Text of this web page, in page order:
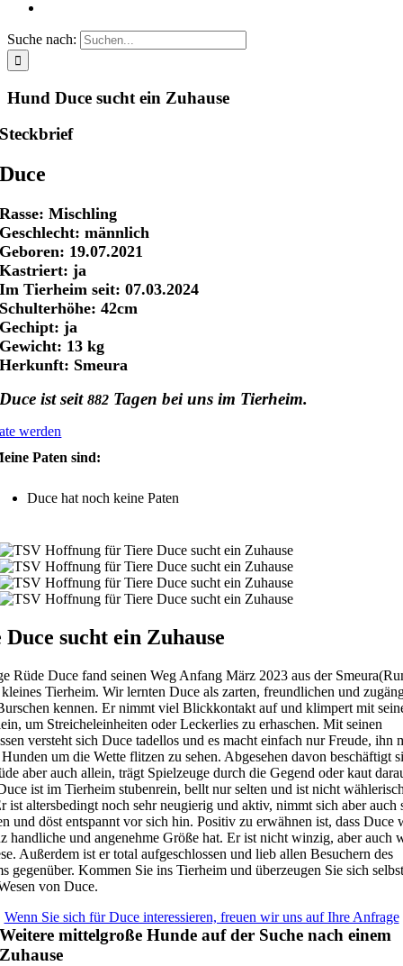
Suche nach:
Hund Duce sucht ein Zuhause
Steckbrief
Duce
Rasse: Mischling
Geschlecht: männlich
Geboren: 19.07.2021
Kastriert: ja
Im Tierheim seit: 07.03.2024
Schulterhöhe: 42cm
Gechipt: ja
Gewicht: 13 kg
Herkunft: Smeura
Duce ist seit882 Tagen bei uns im Tierheim.
werden
Paten sind:
Duce hat noch keine Paten
Duce sucht ein Zuhause
Rüde Duce fand seinen Weg Anfang März 2023 aus der
Tierheim. Wir lernten Duce als zarten, freundlichen und
kennen. Er nimmt viel Blickkontakt auf und klimpert mit
um Streicheleinheiten oder Leckerlies zu erhaschen. Mit seinen
versteht sich Duce tadellos und es macht einfach nur Freude, ihn
um die Wette flitzen zu sehen. Abgesehen davon beschäftigt
aber auch allein, trägt Spielzeuge durch die Gegend oder kaut
ist im Tierheim stubenrein, bellt nur selten und ist nicht
ist altersbedingt noch sehr neugierig und aktiv, nimmt sich aber auch
und döst entspannt vor sich hin. Positiv zu erwähnen ist, dass Duce
handliche und angenehme Größe hat. Er ist nicht winzig, aber auch
Außerdem ist er total aufgeschlossen und lieb allen Besuchern des
gegenüber. Kommen Sie ins Tierheim und überzeugen Sie sich
von Duce.
Wenn Sie sich für Duce interessieren, freuen wir uns auf Ihre Anfrage
Weitere mittelgroße Hunde auf der Suche nach einem
Zuhause